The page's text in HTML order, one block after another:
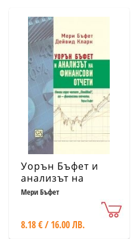
Уорън Бъфет и
анализът на
финансови отчети
Мери Бъфет
8.18 € / 16.00 ЛВ.